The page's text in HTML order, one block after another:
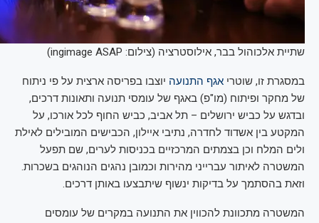
שתיית אלכוהול בבר, אילוסטרציה (צילום: ingimage ASAP)
במסגרת זו, שוטרי אגף התנועה יוצבו בפריסה ארצית על פי ניתוח
של מחקר ופיתוח (מו"פ) באגף של עומסי תנועה ותאונות דרכים,
ובדגש על כביש ירושלים – תל אביב, כביש החוף לכל אורכו, על
המקטע בין אשדוד לחדרה, נתיבי איילון, הכבישים המובילים לאילת
ולים המלח וכן בצמתים המרכזיים בכניסות לערים, שם תפעל
המשטרה לאיתור עברייני מהירות וכמובן נהגים הנוהגים בשכרות.
וזאת בהסתמך על בדיקות ינשוף שיתבצעו באותן דרכים.
המשטרה מתכוונת להכווין את התנועה במקרים של עומסים